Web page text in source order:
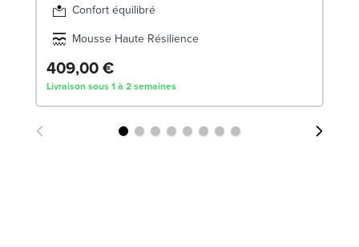
Confort équilibré
Mousse Haute Résilience
409,00 €
Livraison sous 1 à 2 semaines